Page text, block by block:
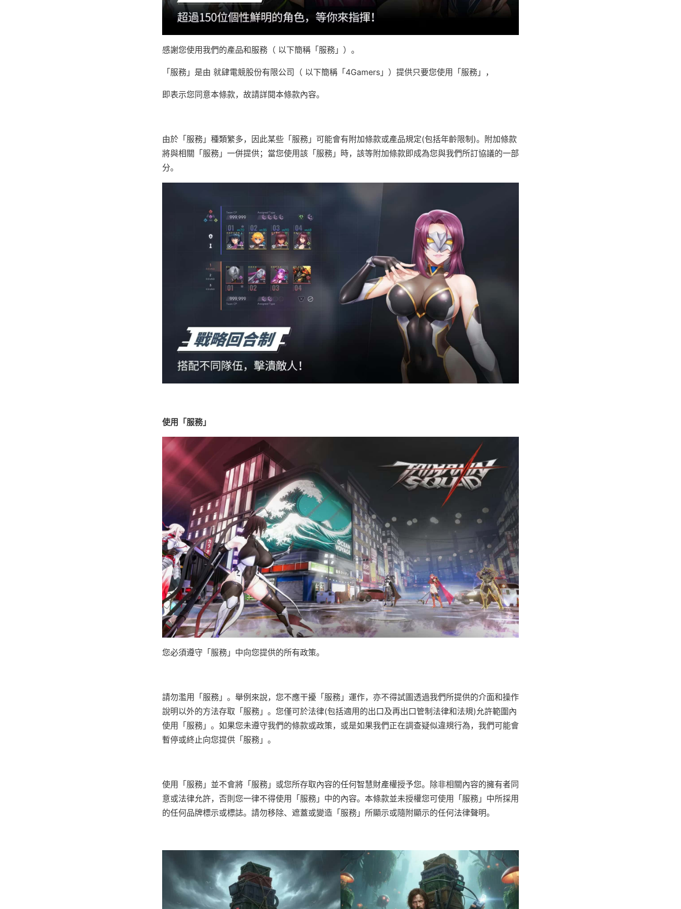
感謝您使用我們的產品和服務（ 以下簡稱「服務」）。
「服務」是由 就肆電競股份有限公司（ 以下簡稱「4Gamers」）提供只要您使用「服務」，
即表示您同意本條款，故請詳閱本條款內容。
由於「服務」種類繁多，因此某些「服務」可能會有附加條款或產品規定(包括年齡限制)。附加條款
將與相關「服務」一併提供；當您使用該「服務」時，該等附加條款即成為您與我們所訂協議的一部
分。
使用「服務」
您必須遵守「服務」中向您提供的所有政策。
請勿濫用「服務」。舉例來說，您不應干擾「服務」運作，亦不得試圖透過我們所提供的介面和操作
說明以外的方法存取「服務」。您僅可於法律(包括適用的出口及再出口管制法律和法規)允許範圍內
使用「服務」。如果您未遵守我們的條款或政策，或是如果我們正在調查疑似違規行為，我們可能會
暫停或終止向您提供「服務」。
使用「服務」並不會將「服務」或您所存取內容的任何智慧財產權授予您。除非相關內容的擁有者同
意或法律允許，否則您一律不得使用「服務」中的內容。本條款並未授權您可使用「服務」中所採用
的任何品牌標示或標誌。請勿移除、遮蓋或變造「服務」所顯示或隨附顯示的任何法律聲明。